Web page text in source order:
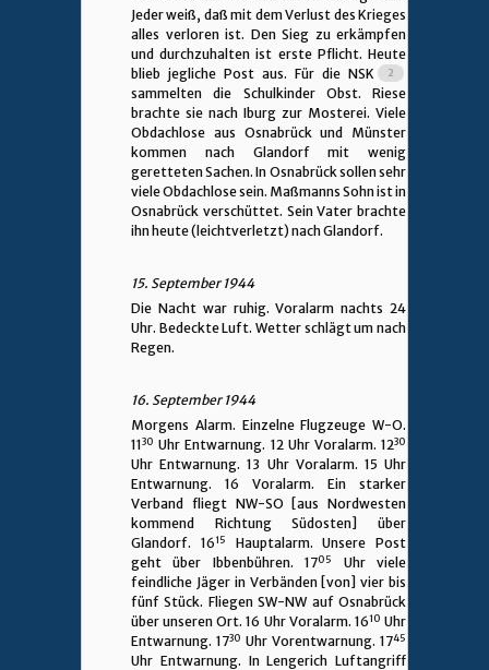
Jeder weiß, daß mit dem Verlust des Krieges
alles verloren ist. Den Sieg zu erkämpfen
und durchzuhalten ist erste Pflicht. Heute
blieb jegliche Post aus. Für die NSK
sammelten die Schulkinder Obst. Riese
brachte sie nach Iburg zur Mosterei. Viele
Obdachlose aus Osnabrück und Münster
kommen nach Glandorf mit wenig
geretteten Sachen. In Osnabrück sollen sehr
viele Obdachlose sein. Maßmanns Sohn ist in
Osnabrück verschüttet. Sein Vater brachte
ihn heute (leichtverletzt) nach Glandorf.
15. September 1944
Die Nacht war ruhig. Voralarm nachts 24
Uhr. Bedeckte Luft. Wetter schlägt um nach
Regen.
16. September 1944
Morgens Alarm. Einzelne Flugzeuge W-O.
1130 Uhr Entwarnung. 12 Uhr Voralarm. 1230
Uhr Entwarnung. 13 Uhr Voralarm. 15 Uhr
Entwarnung. 16 Voralarm. Ein starker
Verband fliegt NW-SO [aus Nordwesten
kommend Richtung Südosten] über
Glandorf. 1615
Hauptalarm. Unsere Post
geht über Ibbenbühren. 1705
Uhr viele
feindliche Jäger in Verbänden [von] vier bis
fünf Stück. Fliegen SW-NW auf Osnabrück
über unseren Ort. 16 Uhr Voralarm. 1610 Uhr
Entwarnung. 1730 Uhr Vorentwarnung. 1745
Uhr Entwarnung. In Lengerich Luftangriff